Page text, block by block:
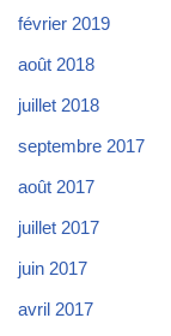
février 2019
août 2018
juillet 2018
septembre 2017
août 2017
juillet 2017
juin 2017
avril 2017